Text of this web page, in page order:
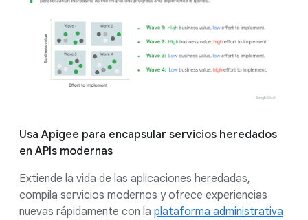
Usa Apigee para encapsular servicios heredados
en APIs modernas
Extiende la vida de las aplicaciones heredadas,
compila servicios modernos y ofrece experiencias
nuevas rápidamente con la plataforma administrativa